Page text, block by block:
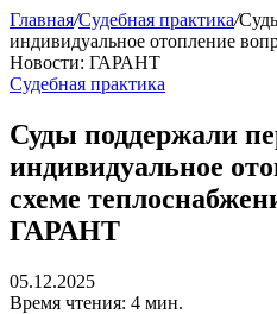
Главная/Судебная практика/
индивидуальное отопление
Новости: ГАРАНТ
Судебная практика
Суды поддержали
индивидуальное
схеме
ГАРАНТ
05.12.2025
Время чтения: 4 мин.